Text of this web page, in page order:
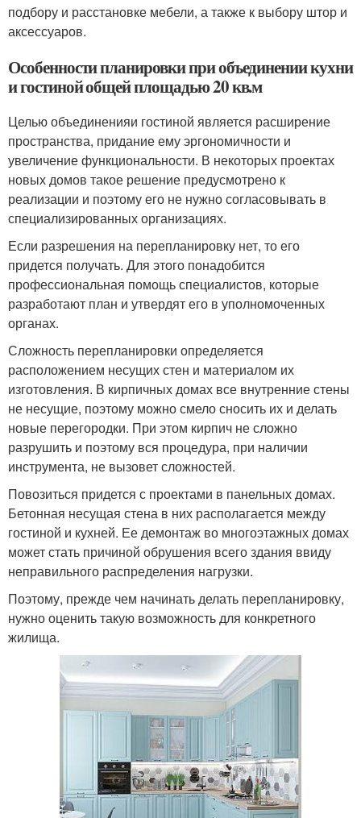
подбору и расстановке мебели, а также к выбору штор и
аксессуаров.
Особенности планировки при объединении кухни
и гостиной общей площадью 20 кв.м
Целью объединенияи гостиной является расширение
пространства, придание ему эргономичности и
увеличение функциональности. В некоторых проектах
новых домов такое решение предусмотрено к
реализации и поэтому его не нужно согласовывать в
специализированных организациях.
Если разрешения на перепланировку нет, то его
придется получать. Для этого понадобится
профессиональная помощь специалистов, которые
разработают план и утвердят его в уполномоченных
органах.
Сложность перепланировки определяется
расположением несущих стен и материалом их
изготовления. В кирпичных домах все внутренние стены
не несущие, поэтому можно смело сносить их и делать
новые перегородки. При этом кирпич не сложно
разрушить и поэтому вся процедура, при наличии
инструмента, не вызовет сложностей.
Повозиться придется с проектами в панельных домах.
Бетонная несущая стена в них располагается между
гостиной и кухней. Ее демонтаж во многоэтажных домах
может стать причиной обрушения всего здания ввиду
неправильного распределения нагрузки.
Поэтому, прежде чем начинать делать перепланировку,
нужно оценить такую возможность для конкретного
жилища.